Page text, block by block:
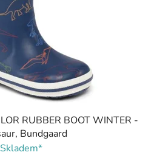
RUBBER BOOT WINTER -
Bundgaard
Skladem*